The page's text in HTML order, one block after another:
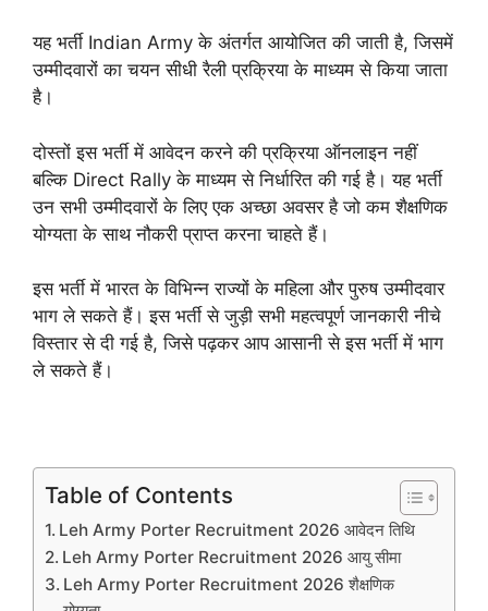
यह भर्ती Indian Army के अंतर्गत आयोजित की जाती है, जिसमें
उम्मीदवारों का चयन सीधी रैली प्रक्रिया के माध्यम से किया जाता
है।
दोस्तों इस भर्ती में आवेदन करने की प्रक्रिया ऑनलाइन नहीं
बल्कि Direct Rally के माध्यम से निर्धारित की गई है। यह भर्ती
उन सभी उम्मीदवारों के लिए एक अच्छा अवसर है जो कम शैक्षणिक
योग्यता के साथ नौकरी प्राप्त करना चाहते हैं।
इस भर्ती में भारत के विभिन्न राज्यों के महिला और पुरुष उम्मीदवार
भाग ले सकते हैं। इस भर्ती से जुड़ी सभी महत्वपूर्ण जानकारी नीचे
विस्तार से दी गई है, जिसे पढ़कर आप आसानी से इस भर्ती में भाग
ले सकते हैं।
Table of Contents
Leh Army Porter Recruitment 2026 आवेदन तिथि
Leh Army Porter Recruitment 2026 आयु सीमा
Leh Army Porter Recruitment 2026 शैक्षणिक